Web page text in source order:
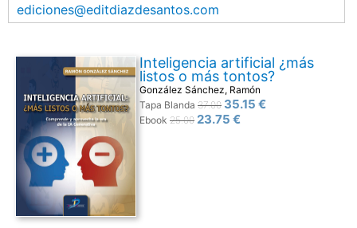
ediciones@editdiazdesantos.com
Inteligencia artificial ¿más
listos o más tontos?
González Sánchez, Ramón
Tapa Blanda 37.00 35.15 €
Ebook 25.00 23.75 €